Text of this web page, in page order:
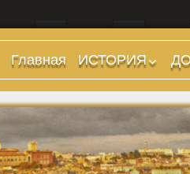
Главная
ИСТОРИЯ
Предыстория
Царский период
(753-509 гг до
Ранняя
(509-265 гг до